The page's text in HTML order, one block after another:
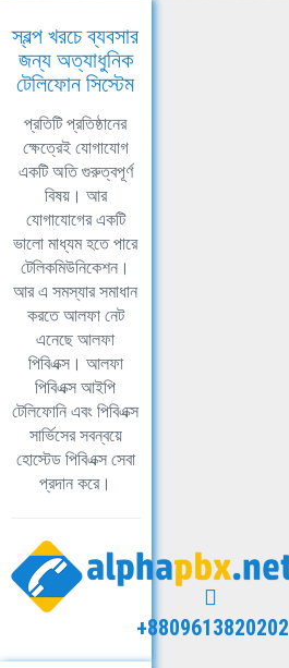
স্বল্প খরচে ব্যবসার
জন্য অত্যাধুনিক
টেলিফোন সিস্টেম
প্রতিটি প্রতিষ্ঠানের
ক্ষেত্রেই যোগাযোগ
একটি অতি গুরুত্বপূর্ণ
বিষয়। আর
যোগাযোগের একটি
ভালো মাধ্যম হতে পারে
টেলিকমিউনিকেশন।
আর এ সমস্যার সমাধান
করতে আলফা নেট
এনেছে আলফা
পিবিএক্স। আলফা
পিবিএক্স আইপি
টেলিফোনি এবং পিবিএক্স
সার্ভিসের সবন্বয়ে
হোস্টেড পিবিএক্স সেবা
প্রদান করে।
+8809613820202